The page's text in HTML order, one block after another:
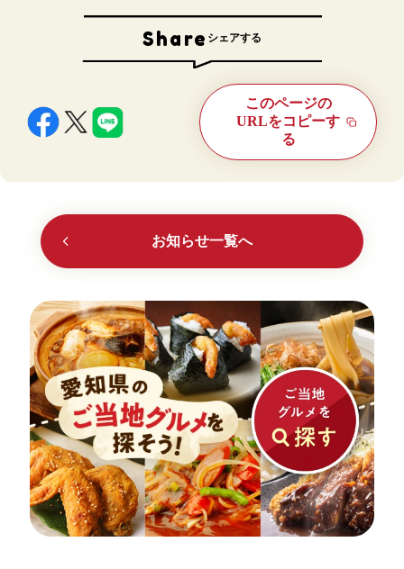
Share シェアする
このページの
URLをコピーす
る
お知らせ一覧へ